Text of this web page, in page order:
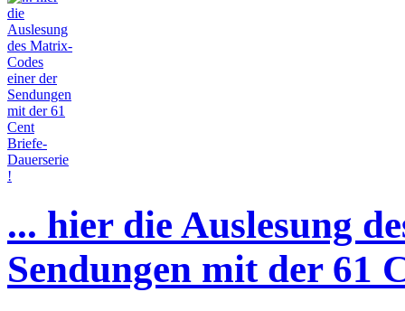
... hier die Auslesung
Sendungen mit der 61